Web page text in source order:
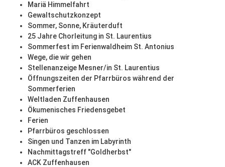
Mariä Himmelfahrt
Gewaltschutzkonzept
Sommer, Sonne, Kräuterduft
25 Jahre Chorleitung in St. Laurentius
Sommerfest im Ferienwaldheim St. Antonius
Wege, die wir gehen
Stellenanzeige Mesner/in St. Laurentius
Öffnungszeiten der Pfarrbüros während der
Sommerferien
Weltladen Zuffenhausen
Ökumenisches Friedensgebet
Ferien
Pfarrbüros geschlossen
Singen und Tanzen im Labyrinth
Nachmittagstreff "Goldherbst"
ACK Zuffenhausen